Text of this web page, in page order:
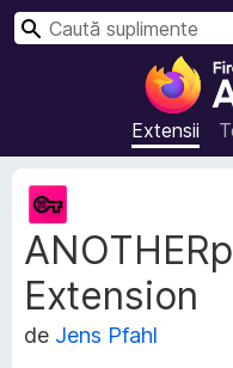
Extensii
C
Extension
de Jens Pfahl
M
e
t
a
d
a
t